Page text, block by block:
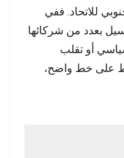
للاتحاد. ففي
بعدد من شركائها
أو تقلب
على خط واضح،